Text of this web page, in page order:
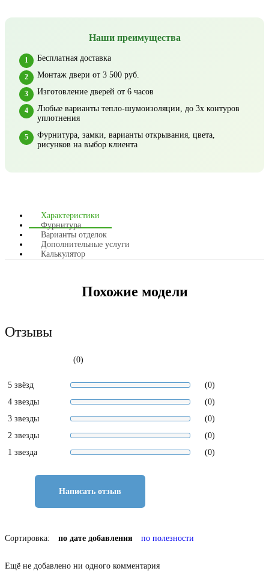
Наши преимущества
Бесплатная доставка
Монтаж двери от 3 500 руб.
Изготовление дверей от 6 часов
Любые варианты тепло-шумоизоляции, до 3х контуров
уплотнения
Фурнитура, замки, варианты открывания, цвета,
рисунков на выбор клиента
Характеристики
Фурнитура
Варианты отделок
Дополнительные услуги
Калькулятор
Похожие модели
Отзывы
(0)
5 звёзд
(0)
4 звезды
(0)
3 звезды
(0)
2 звезды
(0)
1 звезда
(0)
Написать отзыв
Сортировка: по дате добавления по полезности
Ещё не добавлено ни одного комментария